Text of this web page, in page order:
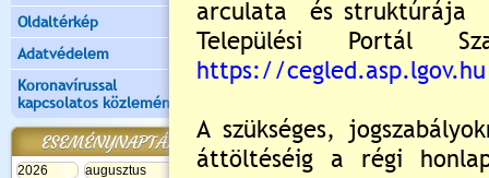
Oldaltérkép
Adatvédelem
Koronavírussal
kapcsolatos közlemények
ESEMÉNYNAPTÁR